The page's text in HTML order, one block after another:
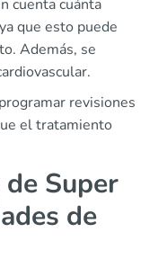
cuenta cuánta
que esto puede
Además, se
revisiones
el tratamiento
Super
de